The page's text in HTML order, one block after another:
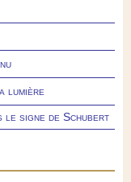
lumière
signe de Schubert